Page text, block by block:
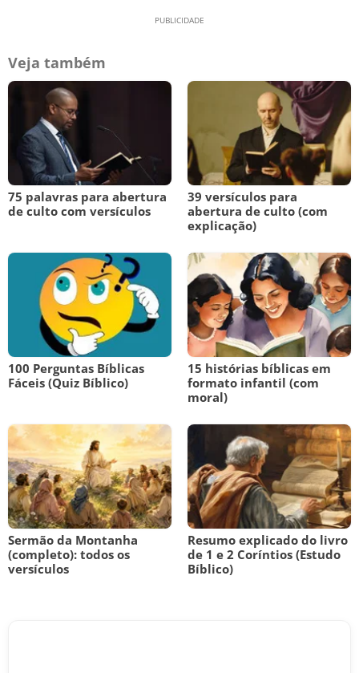
Veja também
75 palavras para abertura
de culto com versículos
39 versículos para
abertura de culto (com
explicação)
100 Perguntas Bíblicas
Fáceis (Quiz Bíblico)
15 histórias bíblicas em
formato infantil (com
moral)
Sermão da Montanha
(completo): todos os
versículos
Resumo explicado do livro
de 1 e 2 Coríntios (Estudo
Bíblico)